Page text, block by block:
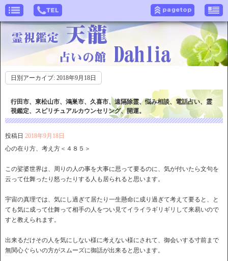
日別アーカイブ: 2018年9月18日
行田市、東松山市、鴻巣市、久喜市、遠隔除霊、悩み相談、電話占い、霊
視鑑定、スピリチュアルカウンセリング、開運。
投稿日 2018年9月18日
心の在り方、考え方＜４８５＞
この娑婆世界は、周りの人の事を大事に思って要るのに、気が付いたら文句を
云って仕舞ったり怒ったりする人も居られると思います。
宇宙の真理では、気にし過ぎて居たり一生懸命に成り過ぎて考えて要ると、と
ても気に成って仕舞って相手の人をつい見てイライラギリギリして来易いので
すと教えられます。
出来るだけその人を気にしない様に考えない様にされて、御会いする寸前まで
無関心ぐらいの方がスムーズに御話が出来ると思います。